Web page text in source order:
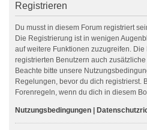
Registrieren
Du musst in diesem Forum registriert
Die Registrierung ist in wenigen
auf weitere Funktionen zuzugreifen.
registrierten Benutzern auch
Beachte bitte unsere
Regelungen, bevor du dich registrierst.
Forenregeln, wenn du dich in diesem
Nutzungsbedingungen